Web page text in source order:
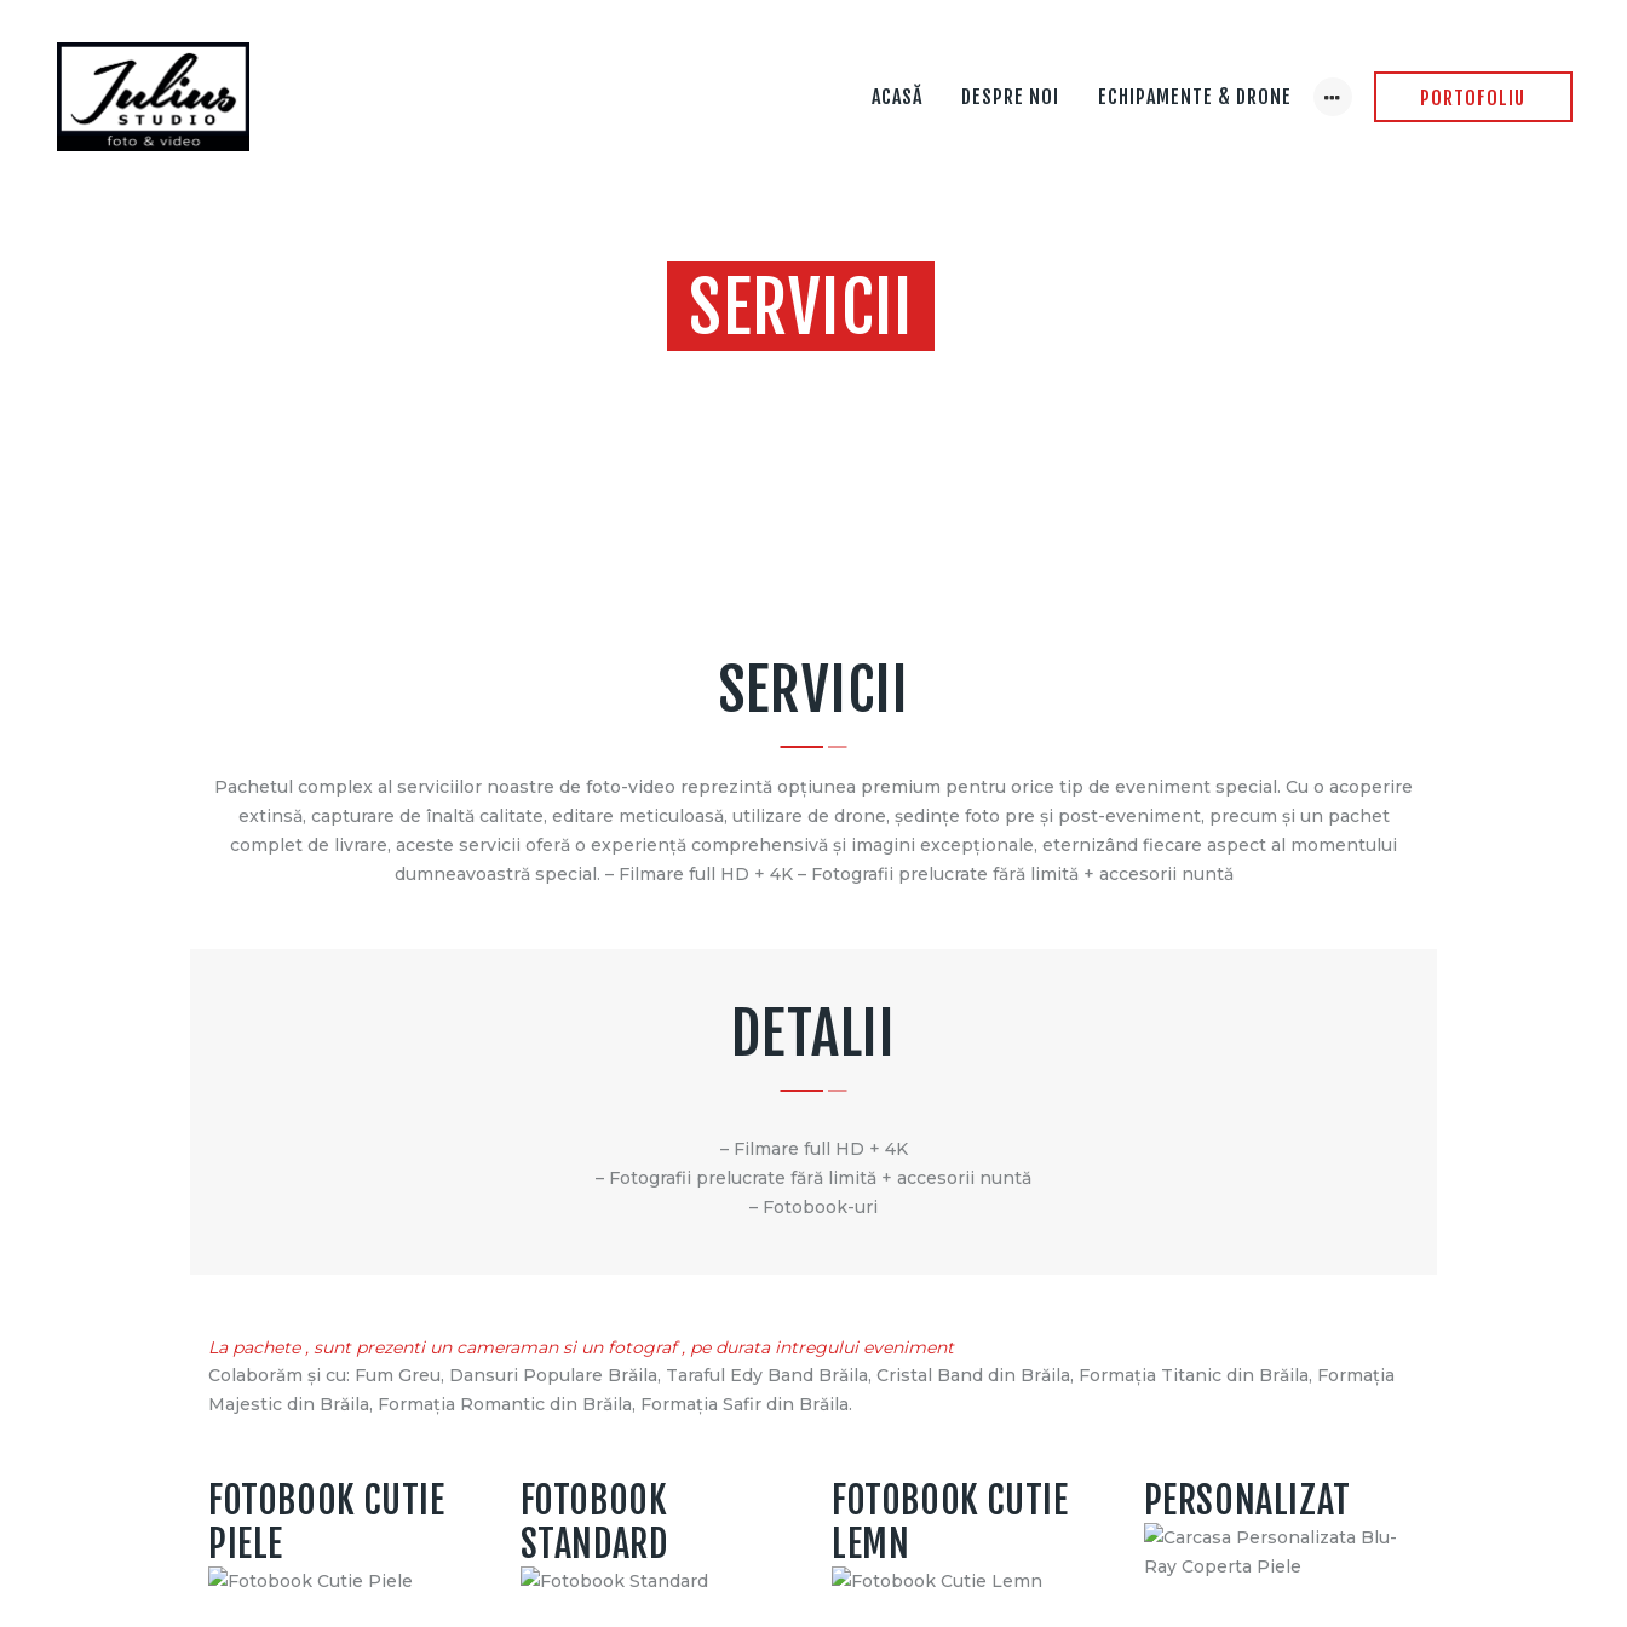
ACASĂ DESPRE NOI ECHIPAMENTE & DRONE PORTOFOLIU
SERVICII
SONORIZĂRI
SERVICII
SERVICII
Pachetul complex al serviciilor noastre de foto-video reprezintă opțiunea premium pentru orice tip de eveniment special. Cu o acoperire
extinsă, capturare de înaltă calitate, editare meticuloasă, utilizare de drone, ședințe foto pre și post-eveniment, precum și un pachet
complet de livrare, aceste servicii oferă o experiență comprehensivă și imagini excepționale, eternizând fiecare aspect al momentului
dumneavoastră special. – Filmare full HD + 4K – Fotografii prelucrate fără limită + accesorii nuntă
DETALII
– Filmare full HD + 4K
– Fotografii prelucrate fără limită + accesorii nuntă
– Fotobook-uri
La pachete , sunt prezenti un cameraman si un fotograf , pe durata intregului eveniment
Colaborăm și cu: Fum Greu, Dansuri Populare Brăila, Taraful Edy Band Brăila, Cristal Band din Brăila, Formația Titanic din Brăila, Formația
Majestic din Brăila, Formația Romantic din Brăila, Formația Safir din Brăila.
FOTOBOOK CUTIE
PIELE
FOTOBOOK
STANDARD
FOTOBOOK CUTIE
LEMN
PERSONALIZAT